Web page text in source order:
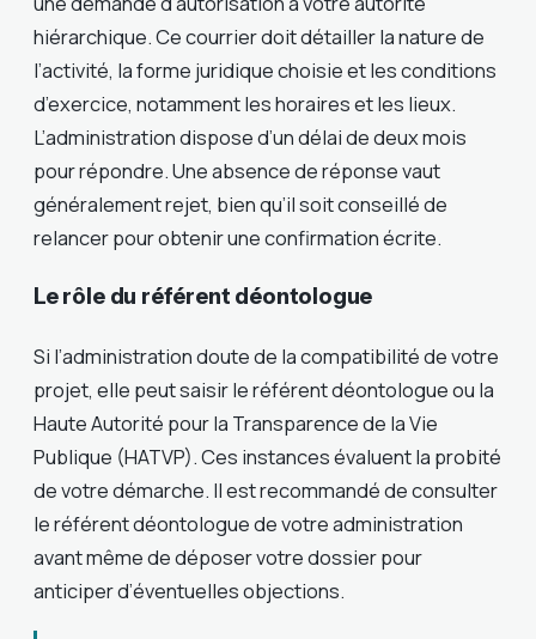
hiérarchique. Ce courrier doit détailler la nature de
l’activité, la forme juridique choisie et les conditions
d’exercice, notamment les horaires et les lieux.
L’administration dispose d’un délai de deux mois
pour répondre. Une absence de réponse vaut
généralement rejet, bien qu’il soit conseillé de
relancer pour obtenir une confirmation écrite.
Le rôle du référent déontologue
Si l’administration doute de la compatibilité de votre
projet, elle peut saisir le référent déontologue ou la
Haute Autorité pour la Transparence de la Vie
Publique (HATVP). Ces instances évaluent la probité
de votre démarche. Il est recommandé de consulter
le référent déontologue de votre administration
avant même de déposer votre dossier pour
anticiper d’éventuelles objections.